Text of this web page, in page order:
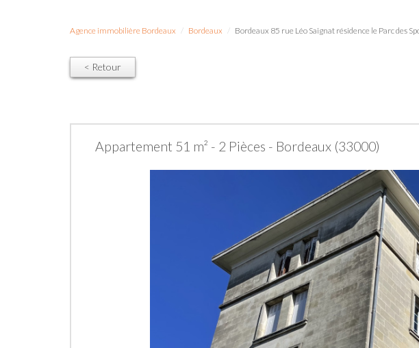
Agence immobilière Bordeaux Bordeaux Bordeaux 85 rue Léo Saignat résidence le Parc des
< Retour
Appartement 51 m² - 2 Pièces - Bordeaux (33000)